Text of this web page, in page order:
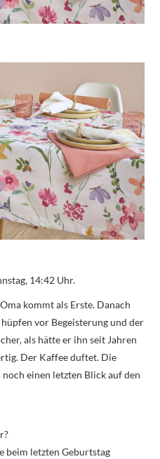
14:42 Uhr.
kommt als Erste. Danach
vor Begeisterung und der
als hätte er ihn seit Jahren
Der Kaffee duftet. Die
einen letzten Blick auf den
beim letzten Geburtstag